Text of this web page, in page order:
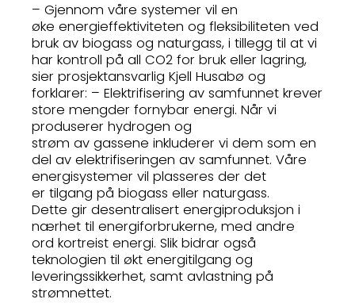
– Gjennom våre systemer vil en
øke energieffektiviteten og fleksibiliteten ved
bruk av biogass og naturgass, i tillegg til at vi
har kontroll på all CO2 for bruk eller lagring,
sier prosjektansvarlig Kjell Husabø og
forklarer: – Elektrifisering av samfunnet krever
store mengder fornybar energi. Når vi
produserer hydrogen og
strøm av gassene inkluderer vi dem som en
del av elektrifiseringen av samfunnet. Våre
energisystemer vil plasseres der det
er tilgang på biogass eller naturgass.
Dette gir desentralisert energiproduksjon i
nærhet til energiforbrukerne, med andre
ord kortreist energi. Slik bidrar også
teknologien til økt energitilgang og
leveringssikkerhet, samt avlastning på
strømnettet.